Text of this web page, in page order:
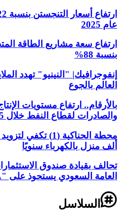
عام 2025
ارتفاع سعة مشاريع الطاقة
بنسبة 88%
إنفوجرافيك| "النينيو" تهدد
العالم بالجوع
بالأرقام.. ارتفاع مستويات
والصادرات لقطاع النفط خلال 2025
ألف منزل بالكهرباء سنويًا
تحالف بقيادة صندوق
العامة السعودي يستحوذ على "EA"
السلاسل